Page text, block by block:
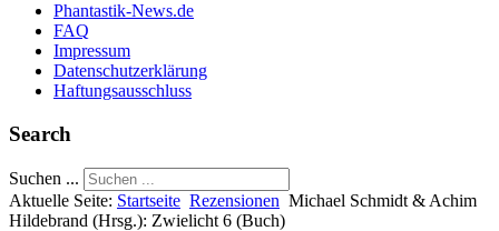
Phantastik-News.de
FAQ
Impressum
Datenschutzerklärung
Haftungsausschluss
Search
Suchen ...
Aktuelle Seite: Startseite Rezensionen Michael Schmidt & Achim
Hildebrand (Hrsg.): Zwielicht 6 (Buch)